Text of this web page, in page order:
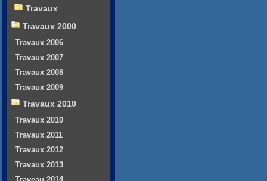
Travaux
Travaux 2000
Travaux 2006
Travaux 2007
Travaux 2008
Travaux 2009
Travaux 2010
Travaux 2010
Travaux 2011
Travaux 2012
Travaux 2013